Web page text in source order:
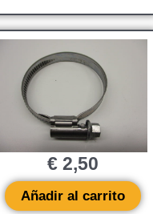
€2,50
Añadir al carrito